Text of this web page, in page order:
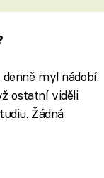
myl nádobí.
ostatní viděli
Žádná